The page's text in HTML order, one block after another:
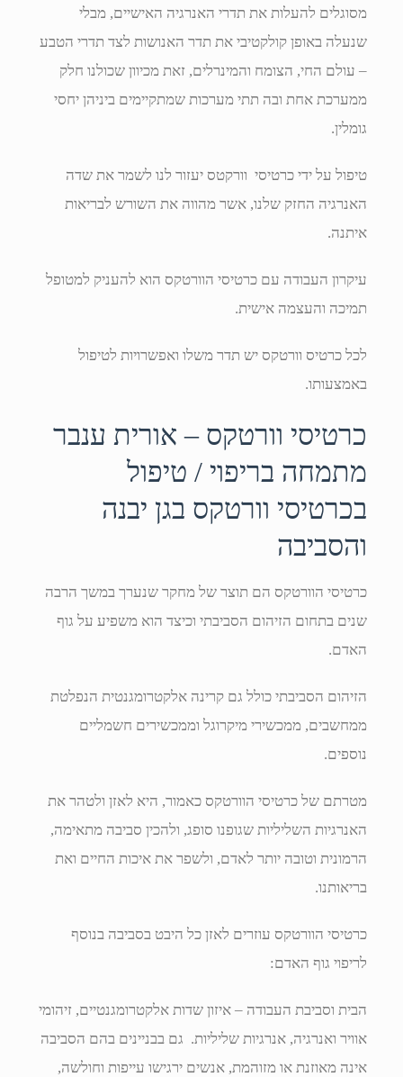
מסוגלים להעלות את תדרי האנרגיה האישיים, מבלי
שנעלה באופן קולקטיבי את תדר האנושות לצד תדרי הטבע
– עולם החי, הצומח והמינרלים, זאת מכיוון שכולנו חלק
ממערכת אחת ובה תתי מערכות שמתקיימים ביניהן יחסי
גומלין.
טיפול על ידי כרטיסי וורקטס יעזור לנו לשמר את שדה
האנרגיה החזק שלנו, אשר מהווה את השורש לבריאות
איתנה.
עיקרון העבודה עם כרטיסי הוורטקס הוא להעניק למטופל
תמיכה והעצמה אישית.
לכל כרטיס וורטקס יש תדר משלו ואפשרויות לטיפול
באמצעותו.
כרטיסי וורטקס – אורית ענבר
מתמחה בריפוי / טיפול
בכרטיסי וורטקס בגן יבנה
והסביבה
כרטיסי הוורטקס הם תוצר של מחקר שנערך במשך הרבה
שנים בתחום הזיהום הסביבתי וכיצד הוא משפיע על גוף
האדם.
הזיהום הסביבתי כולל גם קרינה אלקטרומגנטית הנפלטת
ממחשבים, ממכשירי מיקרוגל וממכשירים חשמליים
נוספים.
מטרתם של כרטיסי הוורטקס כאמור, היא לאזן ולטהר את
האנרגיות השליליות שגופנו סופג, ולהכין סביבה מתאימה,
הרמונית וטובה יותר לאדם, ולשפר את איכות החיים ואת
בריאותנו.
כרטיסי הוורטקס עוזרים לאזן כל היבט בסביבה בנוסף
לריפוי גוף האדם:
הבית וסביבת העבודה – איזון שדות אלקטרומגנטיים, זיהומי
אוויר ואנרגיה, אנרגיות שליליות. גם בבניינים בהם הסביבה
אינה מאוזנת או מזוהמת, אנשים ירגישו עייפות וחולשה,